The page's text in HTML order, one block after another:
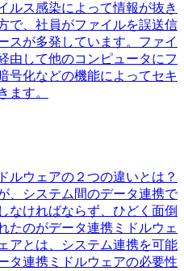
ルス感染によって情報が抜き
で、社員がファイルを誤送信
スが多発しています。ファイ
由して他のコンピュータにフ
号化などの機能によってセキ
ます。
ルウェアの２つの違いとは？
、システム間のデータ連携で
なければならず、ひどく面倒
たのがデータ連携ミドルウェ
アとは、システム連携を可能
タ連携ミドルウェアの必要性